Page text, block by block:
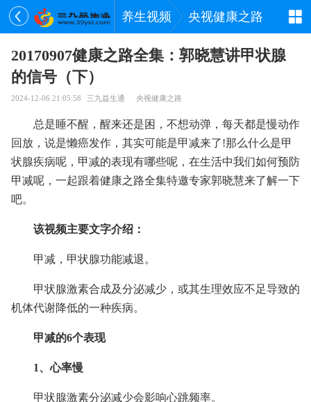
养生视频 央视健康之路
20170907健康之路全集：郭晓慧讲甲状腺
的信号（下）
2024-12-06 21:05:58 三九益生通 央视健康之路
总是睡不醒，醒来还是困，不想动弹，每天都是慢动作
回放，说是懒癌发作，其实可能是甲减来了!那么什么是甲
状腺疾病呢，甲减的表现有哪些呢，在生活中我们如何预防
甲减呢，一起跟着健康之路全集特邀专家郭晓慧来了解一下
吧。
该视频主要文字介绍：
甲减，甲状腺功能减退。
甲状腺激素合成及分泌减少，或其生理效应不足导致的
机体代谢降低的一种疾病。
甲减的6个表现
1、心率慢
甲状腺激素分泌减少会影响心跳频率。